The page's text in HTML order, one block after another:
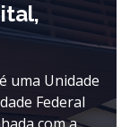
uma Unidade
Federal